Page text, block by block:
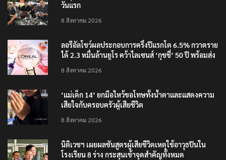
วันแรก
8 สิงหาคม 2026
ลอรีอัลโชว์ผลประกอบการครึ่งปีแรกโต 6.5% กวาดราย
ได้ 2.3 หมื่นล้านยูโร คว้าไลเซนส์ ‘กุชชี่’ 50 ปี พร้อมส่ง
8 สิงหาคม 2026
‘แม่เด็ก 14’ ยกมือไหว้ขอโทษทั้งน้ำตาและแสดงความ
เสียใจกับครอบครัวผู้เสียชีวิต
8 สิงหาคม 2026
นิติเวชฯ เผยผลชันสูตรผู้เสียชีวิตเหตุใช้อาวุธปืนใน
โรงเรียน 8 ร่าง กระสุนเข้าจุดสำคัญทั้งหมด